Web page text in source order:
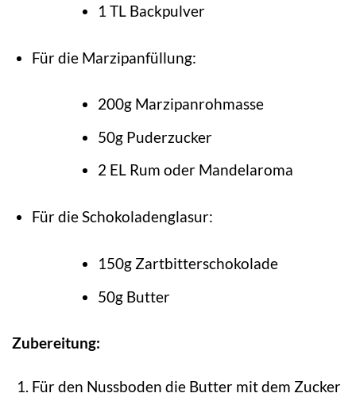
1 TL Backpulver
Für die Marzipanfüllung:
200g Marzipanrohmasse
50g Puderzucker
2 EL Rum oder Mandelaroma
Für die Schokoladenglasur:
150g Zartbitterschokolade
50g Butter
Zubereitung:
Für den Nussboden die Butter mit dem Zucker